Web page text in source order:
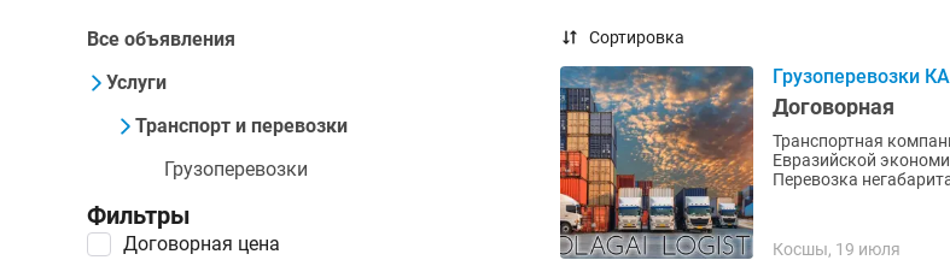
Все объявления
Услуги
Транспорт и перевозки
Грузоперевозки
Фильтры
Договорная цена
Сортировка
Грузоперевозки
Договорная
Транспортная
Евразийской
Перевозка
Косшы, 19 июля